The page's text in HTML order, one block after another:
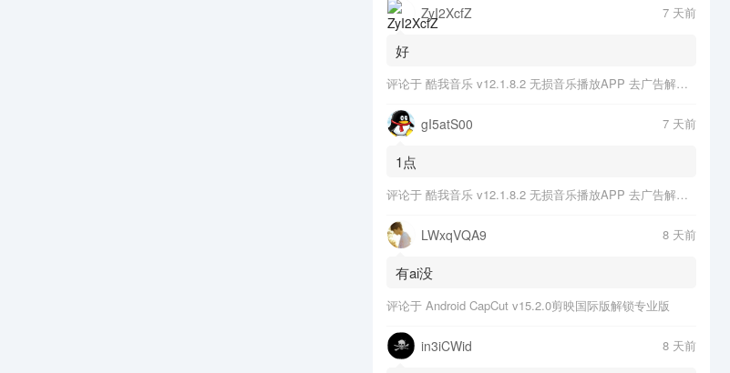
ZyI2XcfZ 7 天前
好
评论于 酷我音乐 v12.1.8.2 无损音乐播放APP 去广告解锁会员版
gI5atS00 7 天前
1点
评论于 酷我音乐 v12.1.8.2 无损音乐播放APP 去广告解锁会员版
LWxqVQA9 8 天前
有ai没
评论于 Android CapCut v15.2.0剪映国际版解锁专业版
in3iCWid 8 天前